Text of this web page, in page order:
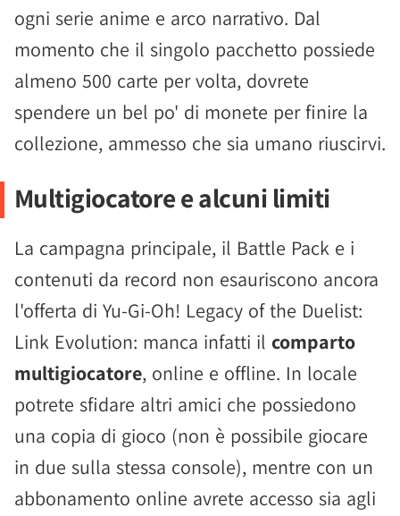
ogni serie anime e arco narrativo. Dal
momento che il singolo pacchetto possiede
almeno 500 carte per volta, dovrete
spendere un bel po' di monete per finire la
collezione, ammesso che sia umano riuscirvi.
Multigiocatore e alcuni limiti
La campagna principale, il Battle Pack e i
contenuti da record non esauriscono ancora
l'offerta di Yu-Gi-Oh! Legacy of the Duelist:
Link Evolution: manca infatti il comparto
multigiocatore, online e offline. In locale
potrete sfidare altri amici che possiedono
una copia di gioco (non è possibile giocare
in due sulla stessa console), mentre con un
abbonamento online avrete accesso sia agli